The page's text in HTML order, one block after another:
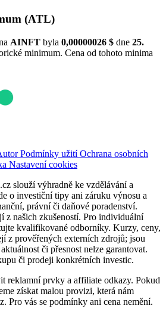
(ATL)
AINFT byla 0,00000026 $ dne 25.
minimum. Cena od tohoto minima
Podmínky užitíOchrana osobních
Nastavení cookies
slouží výhradně ke vzdělávání a
o investiční tipy ani záruku výnosu a
právní či daňové poradenství.
z našich zkušeností. Pro individuální
kvalifikované odborníky. Kurzy, ceny,
z prověřených externích zdrojů; jsou
či přesnost nelze garantovat.
či prodeji konkrétních investic.
reklamní prvky a affiliate odkazy. Pokud
získat malou provizi, která nám
Pro vás se podmínky ani cena nemění.